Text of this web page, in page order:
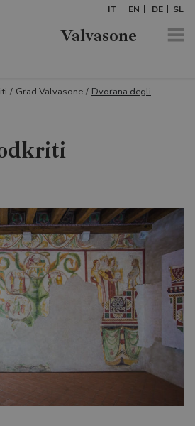
IT EN DE SL
Valvasone
/ Grad Valvasone / Dvorana degli